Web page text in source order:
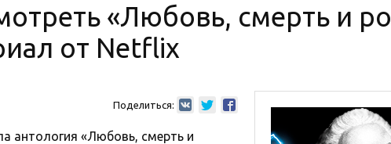
«Любовь, смерть и
от Netflix
Поделиться:
антология «Любовь, смерть и